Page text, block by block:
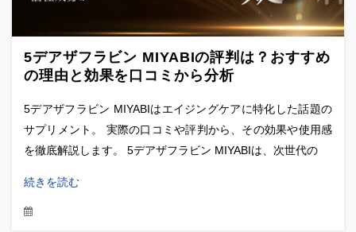
5デアザフラビン MIYABIの評判は？おすすめ
の理由と効果を口コミから分析
5デアザフラビン MIYABIはエイジングケアに特化した話題の
サプリメント。 実際の口コミや評判から、その効果や使用感
を徹底解説します。 5デアザフラビン MIYABIは、次世代の
続きを読む